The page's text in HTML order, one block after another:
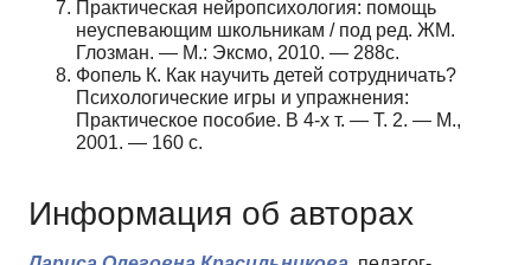
Практическая нейропсихология: помощь
неуспевающим школьникам / под ред. ЖМ.
Глозман. — М.: Эксмо, 2010. — 288с.
Фопель К. Как научить детей сотрудничать?
Психологические игры и упражнения:
Практическое пособие. В 4-х т. — Т. 2. — М.,
2001. — 160 с.
Информация об авторах